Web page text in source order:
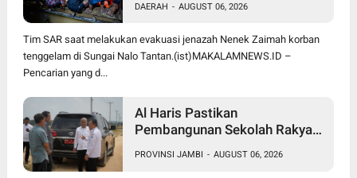
Dunia 3 Km dari Lokasi Awal
DAERAH - AUGUST 06, 2026
Tim SAR saat melakukan evakuasi jenazah Nenek Zaimah korban
tenggelam di Sungai Nalo Tantan.(ist)MAKALAMNEWS.ID –
Pencarian yang d...
Al Haris Pastikan
Pembangunan Sekolah Rakyat
Manfaat bagi Masyarakat
PROVINSI JAMBI - AUGUST 06, 2026